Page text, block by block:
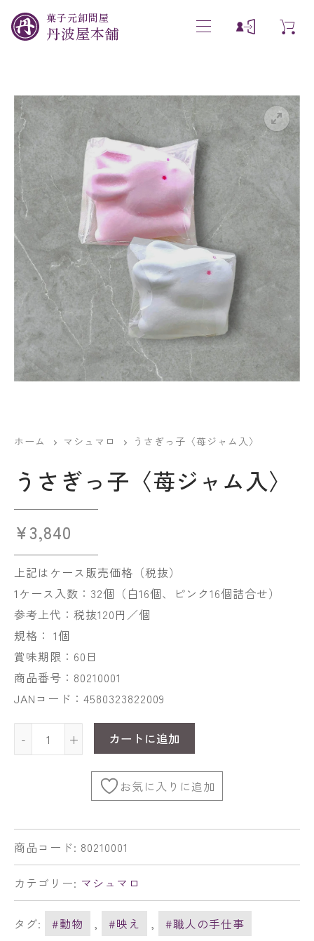
菓子元卸問屋
丹波屋本舗
ホーム マシュマロ うさぎっ子〈苺ジャム入〉
うさぎっ子〈苺ジャム入〉
¥3,840
上記はケース販売価格（税抜）
1ケース入数：32個（白16個、ピンク16個詰合せ）
参考上代：税抜120円／個
規格： 1個
賞味期限：60日
商品番号：80210001
JANコード：4580323822009
- + カートに追加
お気に入りに追加
商品コード: 80210001
カテゴリー: マシュマロ
タグ: #動物 , #映え , #職人の手仕事